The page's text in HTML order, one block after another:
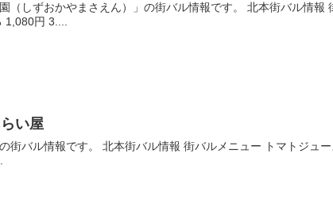
（しずおかやまさえん）」の街バル情報です。 北本街バル情
円 3....
い屋
街バル情報です。 北本街バル情報 街バルメニュー トマトジュ